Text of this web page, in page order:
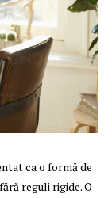
ca o formă de
reguli rigide. O